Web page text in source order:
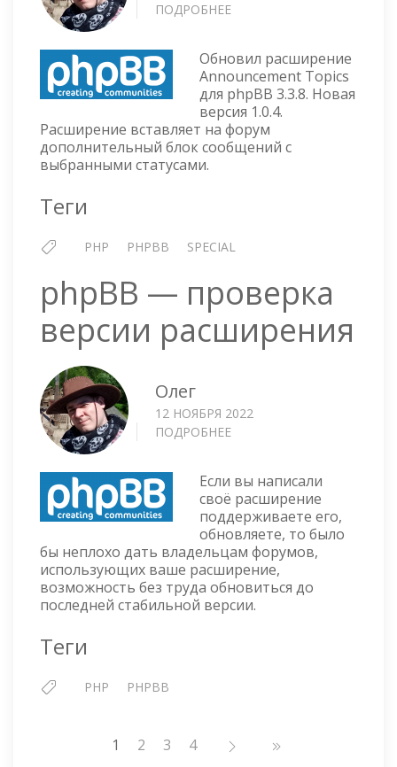
ПОДРОБНЕЕ
TOPICS
ДЛЯ
PHPBB
3.3
(V1.0.4)
Обновил расширение
Announcement Topics
для phpBB 3.3.8. Новая
версия 1.0.4.
Расширение вставляет на форум
дополнительный блок сообщений с
выбранными статусами.
Теги
PHP PHPBB SPECIAL
phpBB — проверка
версии расширения
Олег
12 НОЯБРЯ 2022
ПОДРОБНЕЕ
ПРОВЕРКА
ВЕРСИИ
РАСШИРЕНИЯ
Если вы написали
своё расширение
поддерживаете его,
обновляете, то было
бы неплохо дать владельцам форумов,
использующих ваше расширение,
возможность без труда обновиться до
последней стабильной версии.
Теги
PHP PHPBB
Нумерация
1 Страница
2 Страница
3 Страница
4